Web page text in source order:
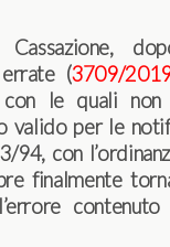
errate (3709/
le quali non
valido per le
94, con
finalmente